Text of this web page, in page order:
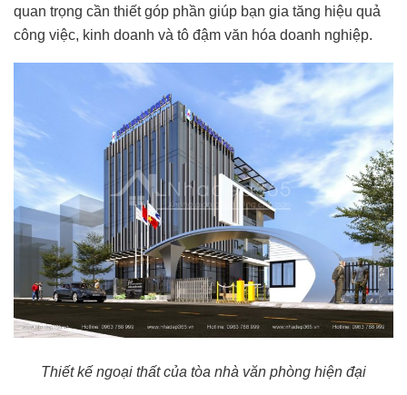
quan trọng cần thiết góp phần giúp bạn gia tăng hiệu quả
công việc, kinh doanh và tô đậm văn hóa doanh nghiệp.
Thiết kế ngoại thất của tòa nhà văn phòng hiện đại